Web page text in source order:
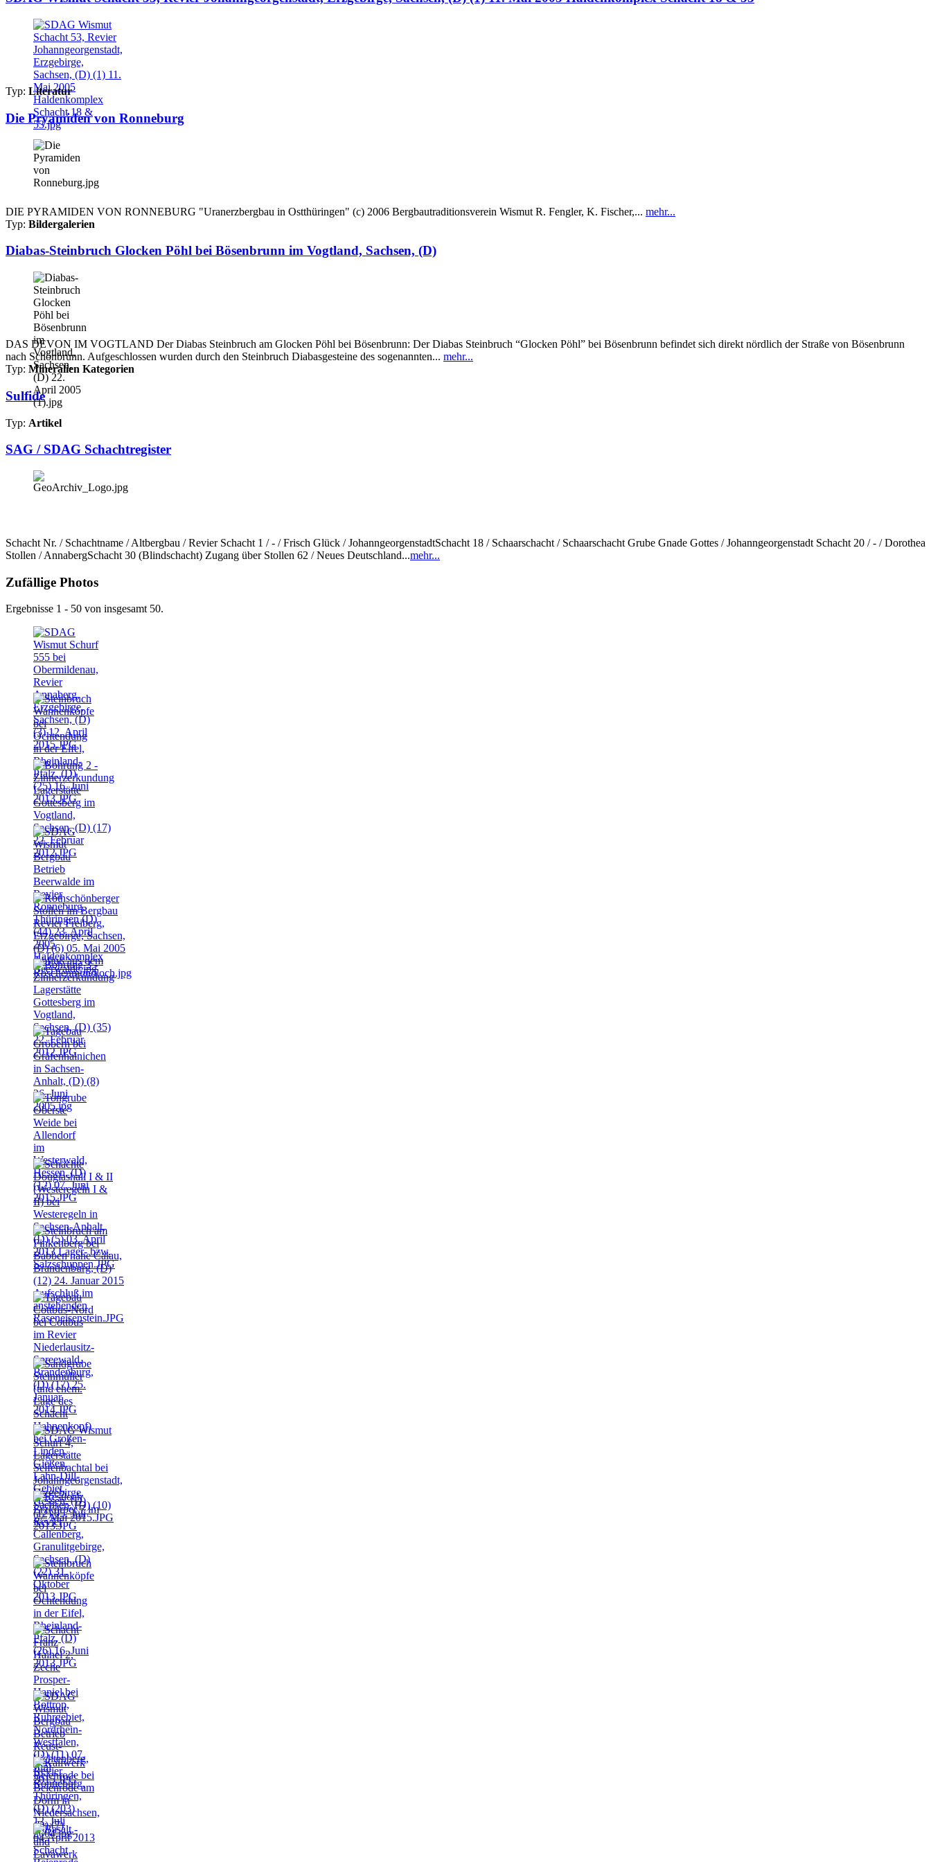
Typ: Literatur
Die Pryamiden von Ronneburg
DIE PYRAMIDEN VON RONNEBURG "Uranerzbergbau in Ostthüringen" (c) 2006 Bergbautraditionsverein Wismut R. Fengler, K. Fischer,... mehr...
Typ: Bildergalerien
Diabas-Steinbruch Glocken Pöhl bei Bösenbrunn im Vogtland, Sachsen, (D)
DAS DEVON IM VOGTLAND Der Diabas Steinbruch am Glocken Pöhl bei Bösenbrunn: Der Diabas Steinbruch “Glocken Pöhl” bei Bösenbrunn befindet sich direkt nördlich der Straße von Bösenbrunn
nach Schönbrunn. Aufgeschlossen wurden durch den Steinbruch Diabasgesteine des sogenannten... mehr...
Typ: Mineralien Kategorien
Sulfide
Typ: Artikel
SAG / SDAG Schachtregister
Schacht Nr. / Schachtname / Altbergbau / Revier Schacht 1 / - / Frisch Glück / JohanngeorgenstadtSchacht 18 / Schaarschacht / Schaarschacht Grube Gnade Gottes / Johanngeorgenstadt Schacht 20 / - / Dorothea
Stollen / AnnabergSchacht 30 (Blindschacht) Zugang über Stollen 62 / Neues Deutschland...mehr...
Zufällige Photos
Ergebnisse 1 - 50 von insgesamt 50.